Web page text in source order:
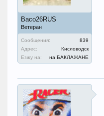
Васо26RUS
Ветеран
Сообщения:
839
Адрес:
Кисловодск
Езжу на:
на БАКЛАЖАНЕ